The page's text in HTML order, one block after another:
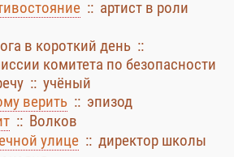
:: артист в роли
в короткий день ::
комитета по безопасности
:: учёный
верить :: эпизод
:: Волков
улице :: директор школы